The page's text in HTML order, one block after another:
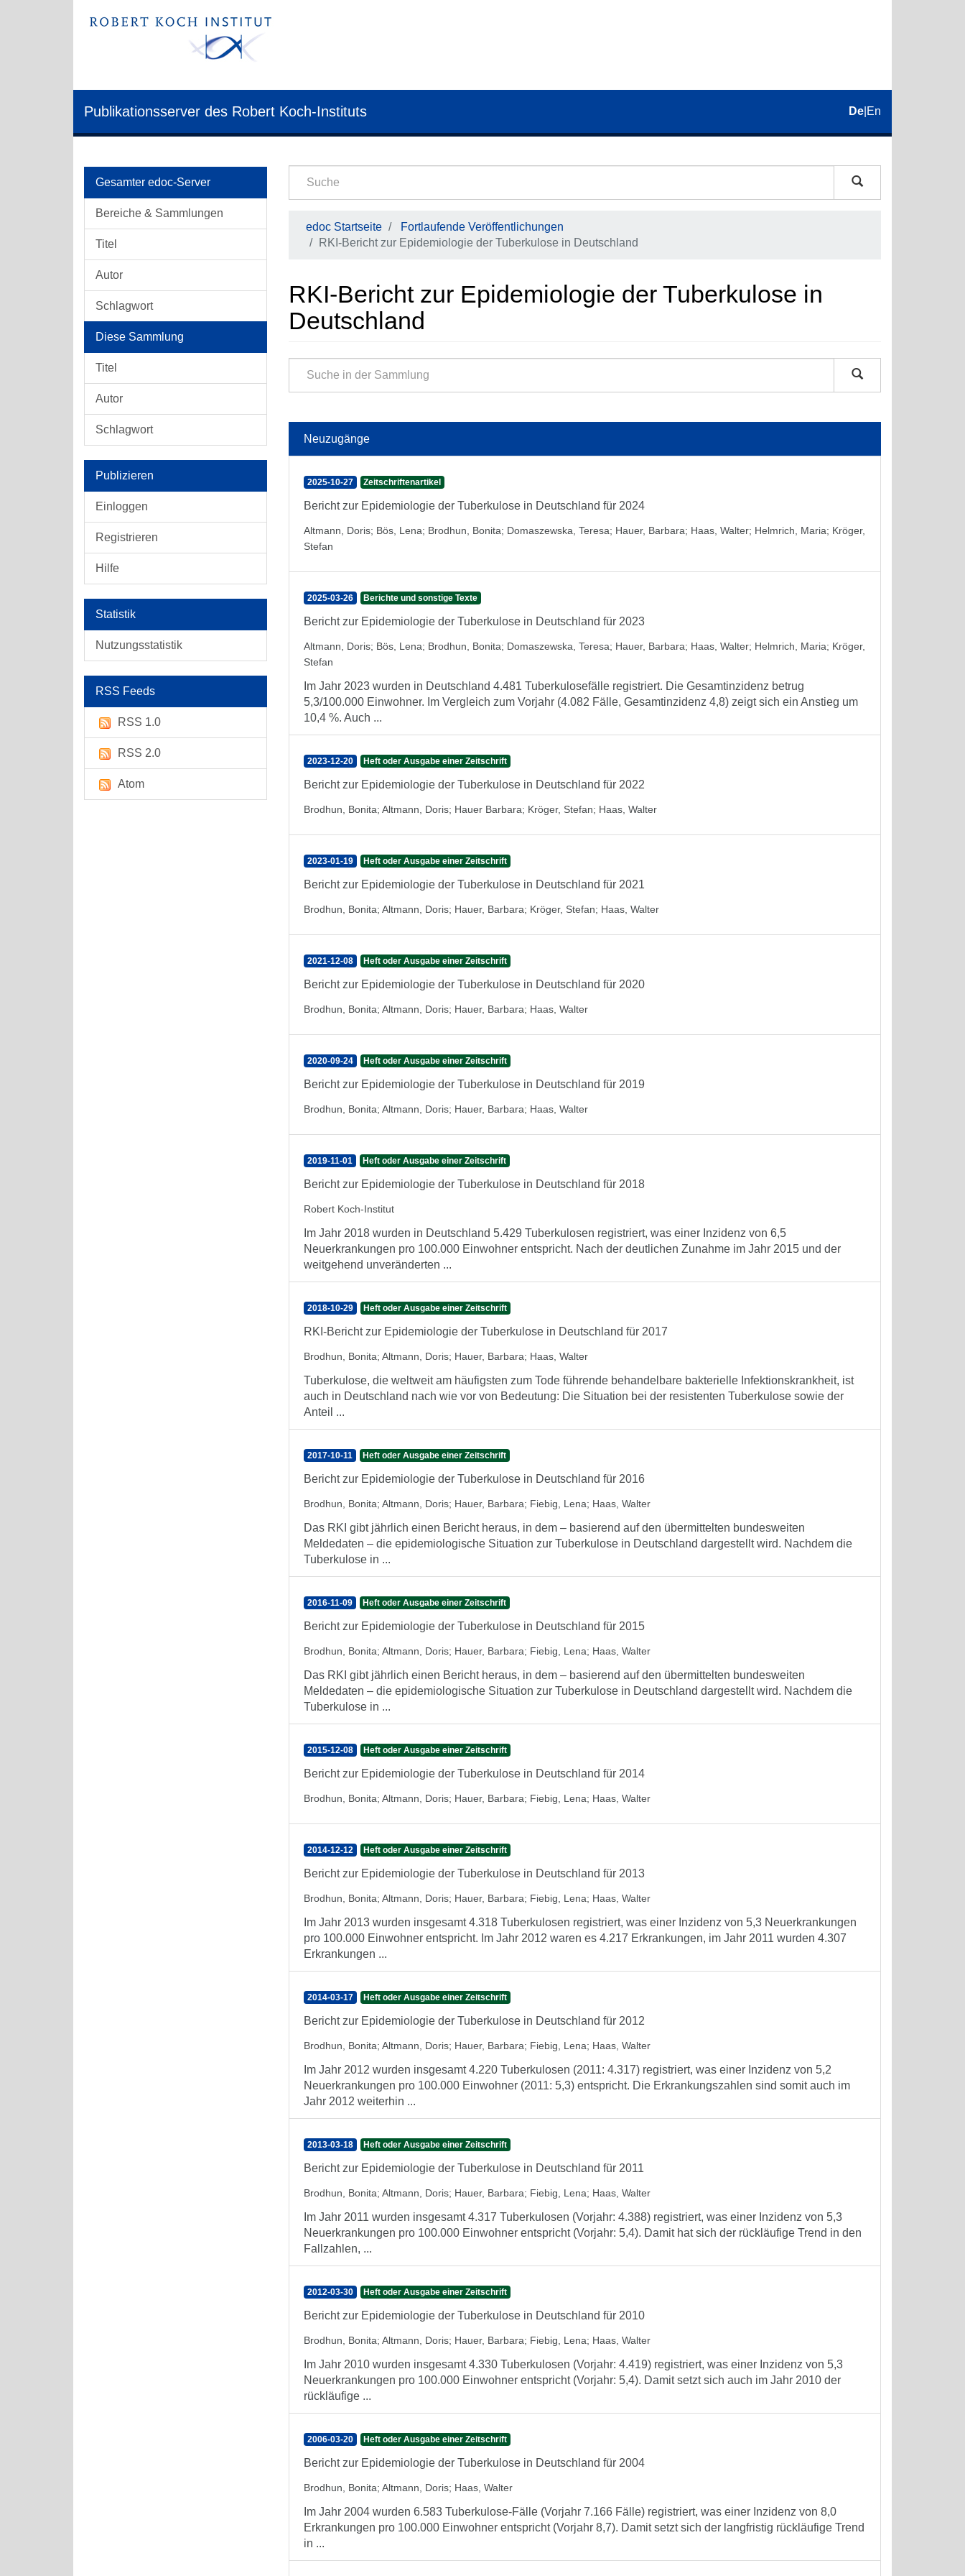
Publikationsserver des Robert Koch-Instituts De En
Gesamter edoc-Server
Bereiche & Sammlungen
Titel
Autor
Schlagwort
Diese Sammlung
Titel
Autor
Schlagwort
Publizieren
Einloggen
Registrieren
Hilfe
Statistik
Nutzungsstatistik
RSS Feeds
RSS 1.0
RSS 2.0
Atom
edoc Startseite
Fortlaufende Veröffentlichungen
RKI-Bericht zur Epidemiologie der Tuberkulose in Deutschland
RKI-Bericht zur Epidemiologie der Tuberkulose in
Deutschland
Neuzugänge
2025-10-27 Zeitschriftenartikel
Bericht zur Epidemiologie der Tuberkulose in Deutschland für 2024
Altmann, Doris; Bös, Lena; Brodhun, Bonita; Domaszewska, Teresa; Hauer, Barbara; Haas, Walter; Helmrich, Maria; Kröger,
Stefan
2025-03-26 Berichte und sonstige Texte
Bericht zur Epidemiologie der Tuberkulose in Deutschland für 2023
Altmann, Doris; Bös, Lena; Brodhun, Bonita; Domaszewska, Teresa; Hauer, Barbara; Haas, Walter; Helmrich, Maria; Kröger,
Stefan
Im Jahr 2023 wurden in Deutschland 4.481 Tuberkulosefälle registriert. Die Gesamtinzidenz betrug
5,3/100.000 Einwohner. Im Vergleich zum Vorjahr (4.082 Fälle, Gesamtinzidenz 4,8) zeigt sich ein Anstieg um
10,4 %. Auch ...
2023-12-20 Heft oder Ausgabe einer Zeitschrift
Bericht zur Epidemiologie der Tuberkulose in Deutschland für 2022
Brodhun, Bonita; Altmann, Doris; Hauer Barbara; Kröger, Stefan; Haas, Walter
2023-01-19 Heft oder Ausgabe einer Zeitschrift
Bericht zur Epidemiologie der Tuberkulose in Deutschland für 2021
Brodhun, Bonita; Altmann, Doris; Hauer, Barbara; Kröger, Stefan; Haas, Walter
2021-12-08 Heft oder Ausgabe einer Zeitschrift
Bericht zur Epidemiologie der Tuberkulose in Deutschland für 2020
Brodhun, Bonita; Altmann, Doris; Hauer, Barbara; Haas, Walter
2020-09-24 Heft oder Ausgabe einer Zeitschrift
Bericht zur Epidemiologie der Tuberkulose in Deutschland für 2019
Brodhun, Bonita; Altmann, Doris; Hauer, Barbara; Haas, Walter
2019-11-01 Heft oder Ausgabe einer Zeitschrift
Bericht zur Epidemiologie der Tuberkulose in Deutschland für 2018
Robert Koch-Institut
Im Jahr 2018 wurden in Deutschland 5.429 Tuberkulosen registriert, was einer Inzidenz von 6,5
Neuerkrankungen pro 100.000 Einwohner entspricht. Nach der deutlichen Zunahme im Jahr 2015 und der
weitgehend unveränderten ...
2018-10-29 Heft oder Ausgabe einer Zeitschrift
RKI-Bericht zur Epidemiologie der Tuberkulose in Deutschland für 2017
Brodhun, Bonita; Altmann, Doris; Hauer, Barbara; Haas, Walter
Tuberkulose, die weltweit am häufigsten zum Tode führende behandelbare bakterielle Infektionskrankheit, ist
auch in Deutschland nach wie vor von Bedeutung: Die Situation bei der resistenten Tuberkulose sowie der
Anteil ...
2017-10-11 Heft oder Ausgabe einer Zeitschrift
Bericht zur Epidemiologie der Tuberkulose in Deutschland für 2016
Brodhun, Bonita; Altmann, Doris; Hauer, Barbara; Fiebig, Lena; Haas, Walter
Das RKI gibt jährlich einen Bericht heraus, in dem – basierend auf den übermittelten bundesweiten
Meldedaten – die epidemiologische Situation zur Tuberkulose in Deutschland dargestellt wird. Nachdem die
Tuberkulose in ...
2016-11-09 Heft oder Ausgabe einer Zeitschrift
Bericht zur Epidemiologie der Tuberkulose in Deutschland für 2015
Brodhun, Bonita; Altmann, Doris; Hauer, Barbara; Fiebig, Lena; Haas, Walter
Das RKI gibt jährlich einen Bericht heraus, in dem – basierend auf den übermittelten bundesweiten
Meldedaten – die epidemiologische Situation zur Tuberkulose in Deutschland dargestellt wird. Nachdem die
Tuberkulose in ...
2015-12-08 Heft oder Ausgabe einer Zeitschrift
Bericht zur Epidemiologie der Tuberkulose in Deutschland für 2014
Brodhun, Bonita; Altmann, Doris; Hauer, Barbara; Fiebig, Lena; Haas, Walter
2014-12-12 Heft oder Ausgabe einer Zeitschrift
Bericht zur Epidemiologie der Tuberkulose in Deutschland für 2013
Brodhun, Bonita; Altmann, Doris; Hauer, Barbara; Fiebig, Lena; Haas, Walter
Im Jahr 2013 wurden insgesamt 4.318 Tuberkulosen registriert, was einer Inzidenz von 5,3 Neuerkrankungen
pro 100.000 Einwohner entspricht. Im Jahr 2012 waren es 4.217 Erkrankungen, im Jahr 2011 wurden 4.307
Erkrankungen ...
2014-03-17 Heft oder Ausgabe einer Zeitschrift
Bericht zur Epidemiologie der Tuberkulose in Deutschland für 2012
Brodhun, Bonita; Altmann, Doris; Hauer, Barbara; Fiebig, Lena; Haas, Walter
Im Jahr 2012 wurden insgesamt 4.220 Tuberkulosen (2011: 4.317) registriert, was einer Inzidenz von 5,2
Neuerkrankungen pro 100.000 Einwohner (2011: 5,3) entspricht. Die Erkrankungszahlen sind somit auch im
Jahr 2012 weiterhin ...
2013-03-18 Heft oder Ausgabe einer Zeitschrift
Bericht zur Epidemiologie der Tuberkulose in Deutschland für 2011
Brodhun, Bonita; Altmann, Doris; Hauer, Barbara; Fiebig, Lena; Haas, Walter
Im Jahr 2011 wurden insgesamt 4.317 Tuberkulosen (Vorjahr: 4.388) registriert, was einer Inzidenz von 5,3
Neuerkrankungen pro 100.000 Einwohner entspricht (Vorjahr: 5,4). Damit hat sich der rückläufige Trend in den
Fallzahlen, ...
2012-03-30 Heft oder Ausgabe einer Zeitschrift
Bericht zur Epidemiologie der Tuberkulose in Deutschland für 2010
Brodhun, Bonita; Altmann, Doris; Hauer, Barbara; Fiebig, Lena; Haas, Walter
Im Jahr 2010 wurden insgesamt 4.330 Tuberkulosen (Vorjahr: 4.419) registriert, was einer Inzidenz von 5,3
Neuerkrankungen pro 100.000 Einwohner entspricht (Vorjahr: 5,4). Damit setzt sich auch im Jahr 2010 der
rückläufige ...
2006-03-20 Heft oder Ausgabe einer Zeitschrift
Bericht zur Epidemiologie der Tuberkulose in Deutschland für 2004
Brodhun, Bonita; Altmann, Doris; Haas, Walter
Im Jahr 2004 wurden 6.583 Tuberkulose-Fälle (Vorjahr 7.166 Fälle) registriert, was einer Inzidenz von 8,0
Erkrankungen pro 100.000 Einwohner entspricht (Vorjahr 8,7). Damit setzt sich der langfristig rückläufige Trend
in ...